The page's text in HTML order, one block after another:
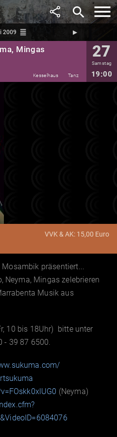
search
2009 reorder ▶︎
Mingas 27
Samstag
19:00
Kesselhaus Tanz
VVK & AK: 15,00 Euro
präsentiert...
Neyma, Mingas zelebrieren
Musik aus
10 bis 18Uhr) bitte unter
- 39 87 6500.
(Neyma)